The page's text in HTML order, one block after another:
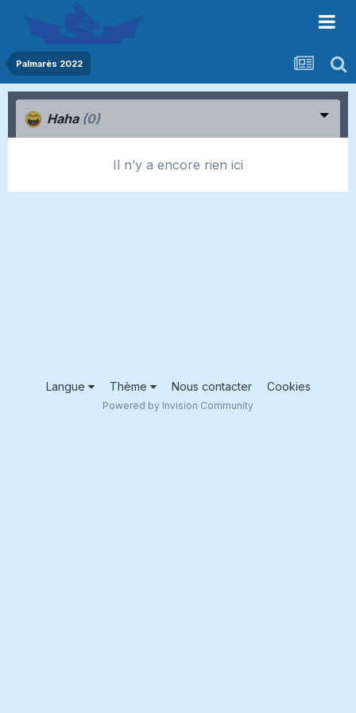
Palmarès 2022
Haha (0)
Il n’y a encore rien ici
Langue Thème Nous contacter Cookies
Powered by Invision Community